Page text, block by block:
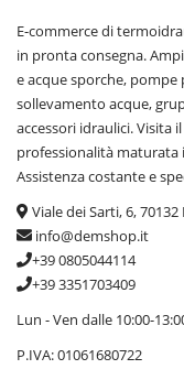
E-commerce di
in pronta consegna.
e acque sporche, pompe
sollevamento acque,
accessori idraulici. Visita
professionalità maturata
Assistenza costante e
Viale dei Sarti, 6,
info@demshop.it
+39 0805044114
+39 3351703409
Lun - Ven dalle 10:00-
P.IVA: 01061680722